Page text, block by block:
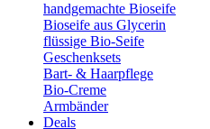
handgemachte Bioseife
Bioseife aus Glycerin
flüssige Bio-Seife
Geschenksets
Bart- & Haarpflege
Bio-Creme
Armbänder
Deals